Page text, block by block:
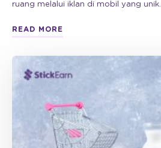
ruang melalui iklan di mobil yang unik.
READ MORE